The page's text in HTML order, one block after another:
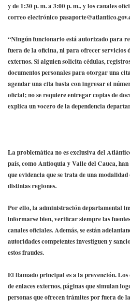
y de 1:30 p. m. a 3:00 p. m., y los canales
correo electrónico
“Ningún funcionario está autorizado para
fuera de la oficina, ni para ofrecer servicios
externos. Si alguien solicita cédulas,
documentos personales para otorgar una
agendar una cita basta con ingresar el
oficial; no se requiere entregar copias de
explica un vocero de la dependencia
La problemática no es exclusiva del
país, como Antioquia y Valle del Cauca,
que evidencia que se trata de una modalidad
distintas regiones.
Por ello, la administración departamental
informarse bien, verificar siempre las
canales oficiales. Además, se están
autoridades competentes investiguen y
estos fraudes.
El llamado principal es a la prevención. Los
de enlaces externos, páginas que simulan
personas que ofrecen trámites por fuera de